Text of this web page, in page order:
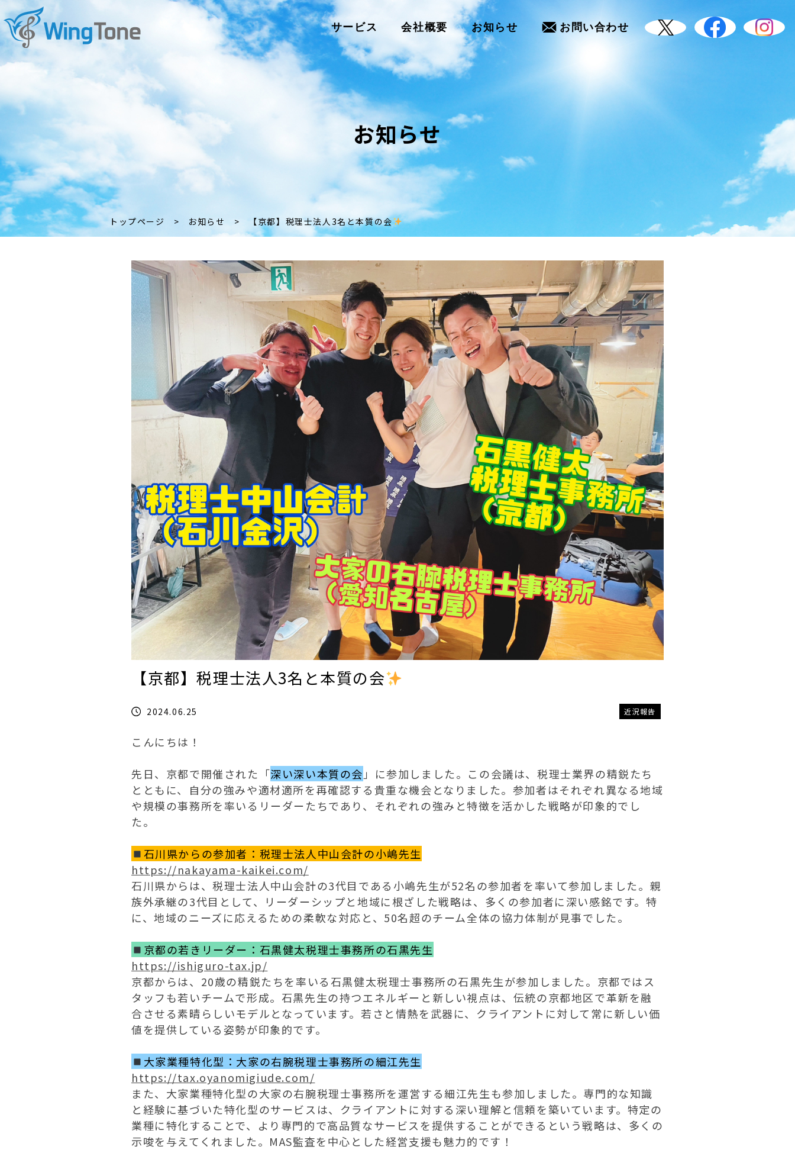
サービス 会社概要 お知らせ お問い合わせ
お知らせ
トップページ > お知らせ > 【京都】税理士法人3名と本質の会
【京都】税理士法人3名と本質の会
2024.06.25 近況報告
こんにちは！
先日、京都で開催された「深い深い本質の会 」に参加しました。この会議は、税理士業界の精鋭たち
とともに、自分の強みや適材適所を再確認する貴重な機会となりました。参加者はそれぞれ異なる地域
や規模の事務所を率いるリーダーたちであり、それぞれの強みと特徴を活かした戦略が印象的でし
た。
石川県からの参加者：税理士法人中山会計の小嶋先生
https://nakayama-kaikei.com/
石川県からは、税理士法人中山会計の3代目である小嶋先生が52名の参加者を率いて参加しました。親
族外承継の3代目として、リーダーシップと地域に根ざした戦略は、多くの参加者に深い感銘です。特
に、地域のニーズに応えるための柔軟な対応と、50名超のチーム全体の協力体制が見事でした。
京都の若きリーダー：石黒健太税理士事務所の石黒先生
https://ishiguro-tax.jp/
京都からは、20歳の精鋭たちを率いる石黒健太税理士事務所の石黒先生が参加しました。京都ではス
タッフも若いチームで形成。石黒先生の持つエネルギーと新しい視点は、伝統の京都地区で革新を融
合させる素晴らしいモデルとなっています。若さと情熱を武器に、クライアントに対して常に新しい価
値を提供している姿勢が印象的です。
大家業種特化型：大家の右腕税理士事務所の細江先生
https://tax.oyanomigiude.com/
また、大家業種特化型の大家の右腕税理士事務所を運営する細江先生も参加しました。専門的な知識
と経験に基づいた特化型のサービスは、クライアントに対する深い理解と信頼を築いています。特定の
業種に特化することで、より専門的で高品質なサービスを提供することができるという戦略は、多くの
示唆を与えてくれました。MAS監査を中心とした経営支援も魅力的です！